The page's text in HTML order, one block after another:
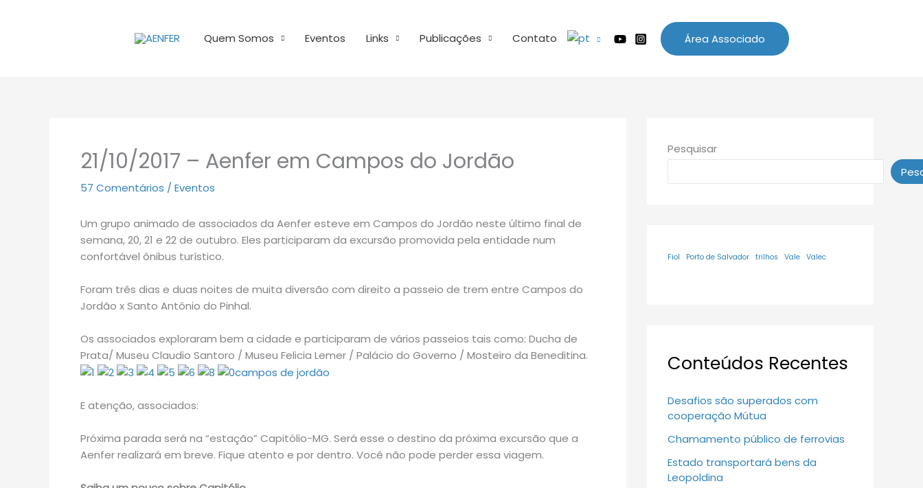
Quem Somos Eventos Links Publicações Contato Área Associado
21/10/2017 – Aenfer em Campos do Jordão
57 Comentários / Eventos
Um grupo animado de associados da Aenfer esteve em Campos do Jordão neste último final de
semana, 20, 21 e 22 de outubro. Eles participaram da excursão promovida pela entidade num
confortável ônibus turístico.
Foram três dias e duas noites de muita diversão com direito a passeio de trem entre Campos do
Jordão x Santo Antônio do Pinhal.
Os associados exploraram bem a cidade e participaram de vários passeios tais como: Ducha de
Prata/ Museu Claudio Santoro / Museu Felicia Lemer / Palácio do Governo / Mosteiro da Beneditina.
E atenção, associados:
Próxima parada será na “estação” Capitólio-MG. Será esse o destino da próxima excursão que a
Aenfer realizará em breve. Fique atento e por dentro. Você não pode perder essa viagem.
Pesquisar
Fiol Porto de Salvador trilhos Vale Valec
Conteúdos Recentes
Desafios são superados com
cooperação Mútua
Chamamento público de ferrovias
Estado transportará bens da
Leopoldina